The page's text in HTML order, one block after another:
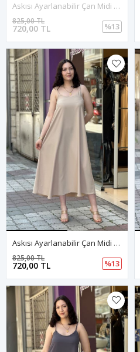
Askısı Ayarlanabilir Çan Midi Boy Elbise-Yeşil
720,00 TL
825,00 TL
%13
Askısı Ayarlanabilir Çan Midi Boy Elbise-Krem
720,00 TL
825,00 TL
%13